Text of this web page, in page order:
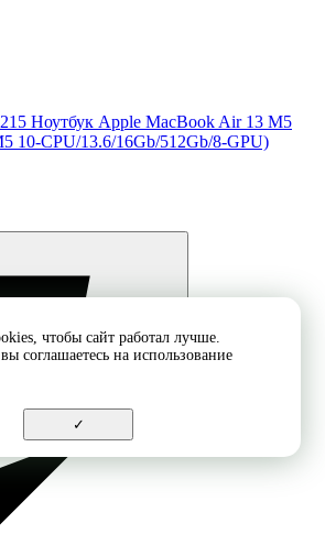
Ноутбук Apple MacBook Air 13 M5
10-CPU/13.6/16Gb/512Gb/8-GPU)
чтобы сайт работал лучше.
соглашаетесь на использование
✓